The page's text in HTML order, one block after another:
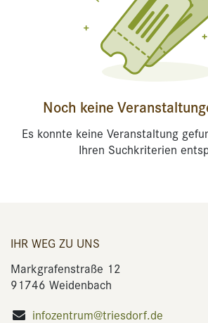
Noch keine
Es konnte keine Veranstaltung
Ihren Suchkriterien
IHR WEG ZU UNS
Markgrafenstraße 12
91746 Weidenbach
infozentrum@triesdorf.de